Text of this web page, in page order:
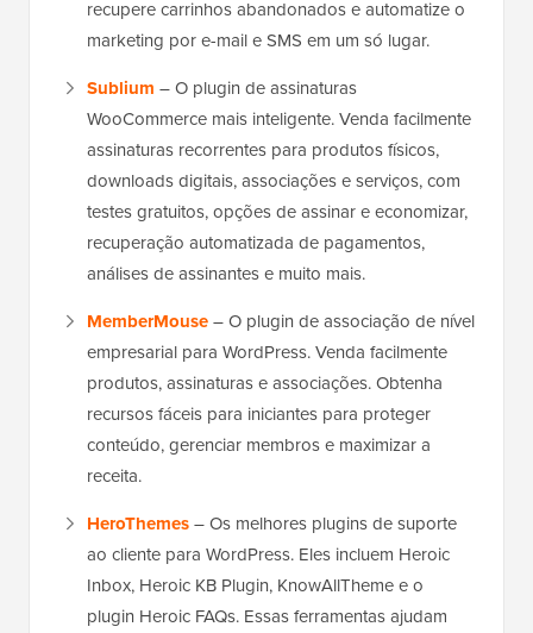
recupere carrinhos abandonados e automatize o
marketing por e-mail e SMS em um só lugar.
Sublium – O plugin de assinaturas
WooCommerce mais inteligente. Venda facilmente
assinaturas recorrentes para produtos físicos,
downloads digitais, associações e serviços, com
testes gratuitos, opções de assinar e economizar,
recuperação automatizada de pagamentos,
análises de assinantes e muito mais.
MemberMouse– O plugin de associação de nível
empresarial para WordPress. Venda facilmente
produtos, assinaturas e associações. Obtenha
recursos fáceis para iniciantes para proteger
conteúdo, gerenciar membros e maximizar a
receita.
HeroThemes– Os melhores plugins de suporte
ao cliente para WordPress. Eles incluem Heroic
Inbox, Heroic KB Plugin, KnowAllTheme e o
plugin Heroic FAQs. Essas ferramentas ajudam